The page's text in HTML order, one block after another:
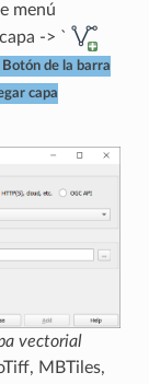
menú
-> `
de la barra
capa
vectorial
MBTiles,